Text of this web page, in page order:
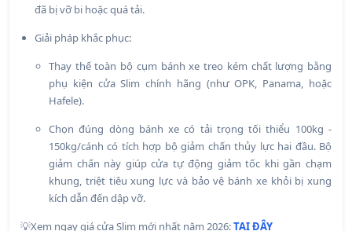
đã bị vỡ bi hoặc quá tải.
Giải pháp khắc phục:
Thay thế toàn bộ cụm bánh xe treo kém chất lượng bằng
phụ kiện cửa Slim chính hãng (như OPK, Panama, hoặc
Hafele).
Chọn đúng dòng bánh xe có tải trọng tối thiểu 100kg -
150kg/cánh có tích hợp bộ giảm chấn thủy lực hai đầu. Bộ
giảm chấn này giúp cửa tự động giảm tốc khi gần chạm
khung, triệt tiêu xung lực và bảo vệ bánh xe khỏi bị xung
kích dẫn đến dập vỡ.
💡Xem ngay giá cửa Slim mới nhất năm 2026:TẠI ĐÂY